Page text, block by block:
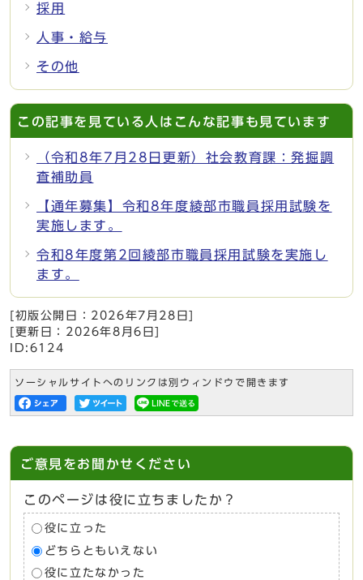
採用
人事・給与
その他
この記事を見ている人はこんな記事も見ています
（令和8年7月28日更新）社会教育課：発掘調
査補助員
【通年募集】令和8年度綾部市職員採用試験を
実施します。
令和8年度第2回綾部市職員採用試験を実施し
ます。
[初版公開日： 2026年7月28日
[更新日： 2026年8月6日
ID:6124
ソーシャルサイトへのリンクは別ウィンドウで開きます
ご意見をお聞かせください
このページは役に立ちましたか？
役に立った
どちらともいえない
役に立たなかった